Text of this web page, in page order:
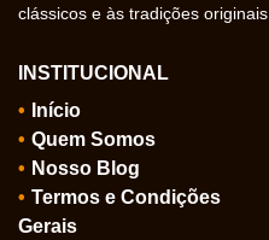
clássicos e às tradições originais.
INSTITUCIONAL
Início
Quem Somos
Nosso Blog
Termos e Condições
Gerais